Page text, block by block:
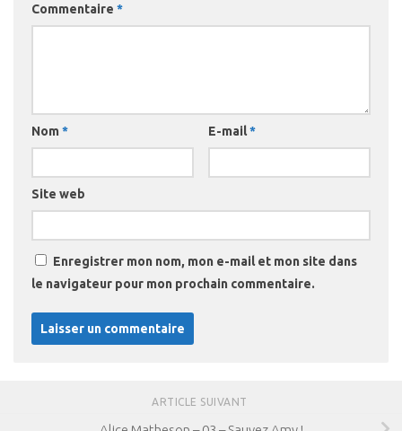
Commentaire *
Nom * E-mail*
Site web
Enregistrer mon nom, mon e-mail et mon site dans
le navigateur pour mon prochain commentaire.
ARTICLE SUIVANT